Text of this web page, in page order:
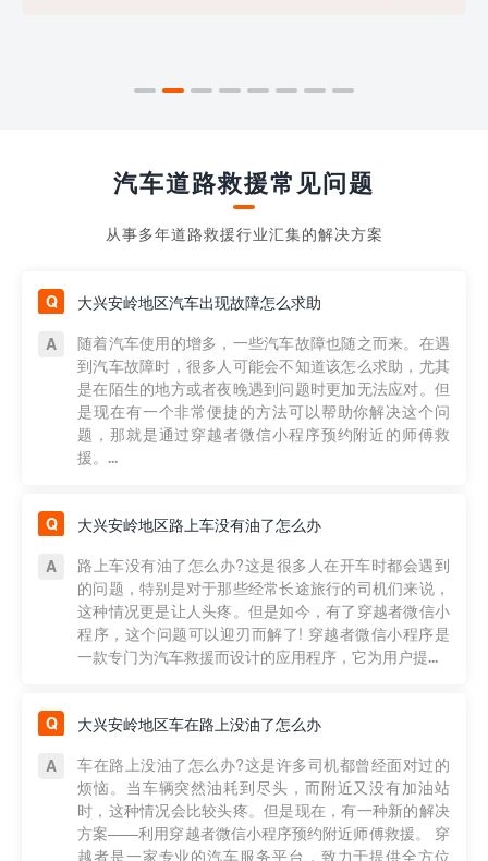
汽车道路救援常见问题
从事多年道路救援行业汇集的解决方案
大兴安岭地区汽车出现故障怎么求助
随着汽车使用的增多，一些汽车故障也随之而来。在遇
到汽车故障时，很多人可能会不知道该怎么求助，尤其
是在陌生的地方或者夜晚遇到问题时更加无法应对。但
是现在有一个非常便捷的方法可以帮助你解决这个问
题，那就是通过穿越者微信小程序预约附近的师傅救
援。...
大兴安岭地区路上车没有油了怎么办
路上车没有油了怎么办?这是很多人在开车时都会遇到
的问题，特别是对于那些经常长途旅行的司机们来说，
这种情况更是让人头疼。但是如今，有了穿越者微信小
程序，这个问题可以迎刃而解了! 穿越者微信小程序是
一款专门为汽车救援而设计的应用程序，它为用户提...
大兴安岭地区车在路上没油了怎么办
车在路上没油了怎么办?这是许多司机都曾经面对过的
烦恼。当车辆突然油耗到尽头，而附近又没有加油站
时，这种情况会比较头疼。但是现在，有一种新的解决
方案——利用穿越者微信小程序预约附近师傅救援。 穿
越者是一家专业的汽车服务平台，致力于提供全方位